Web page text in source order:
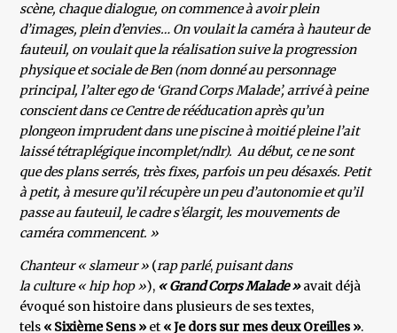
scène, chaque dialogue, on commence à avoir plein
d’images, plein d’envies… On voulait la caméra à hauteur de
fauteuil, on voulait que la réalisation suive la progression
physique et sociale de Ben (nom donné au personnage
principal, l’alter ego de ‘Grand Corps Malade’, arrivé à peine
conscient dans ce Centre de rééducation après qu’un
plongeon imprudent dans une piscine à moitié pleine l’ait
laissé tétraplégique incomplet/ndlr). Au début, ce ne sont
que des plans serrés, très fixes, parfois un peu désaxés. Petit
à petit, à mesure qu’il récupère un peu d’autonomie et qu’il
passe au fauteuil, le cadre s’élargit, les mouvements de
caméra commencent. »
Chanteur « slameur » (rap parlé, puisant dans
la culture « hip hop »), « Grand Corps Malade »avait déjà
évoqué son histoire dans plusieurs de ses textes,
tels « Sixième Sens » et « Je dors sur mes deux Oreilles ».